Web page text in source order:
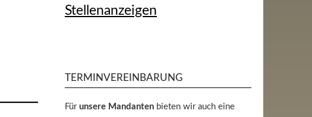
Stellenanzeigen
TERMINVEREINBARUNG
Fürunsere Mandanten bieten wir auch eine